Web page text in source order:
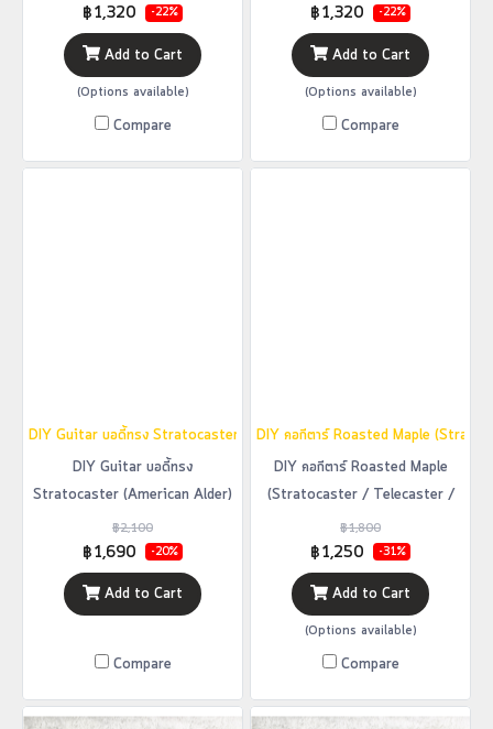
฿1,320 -22%
Add to Cart
(Options available)
Compare
฿1,320 -22%
Add to Cart
(Options available)
Compare
DIY Guitar บอดี้ทรง Stratocaster (American Alder)
DIY Guitar บอดี้ทรง
Stratocaster (American Alder)
฿2,100
฿1,690 -20%
Add to Cart
Compare
DIY คอกีตาร์ Roasted Maple
DIY คอกีตาร์ Roasted Maple
(Stratocaster / Telecaster /
Square)
฿1,800
฿1,250 -31%
Add to Cart
(Options available)
Compare